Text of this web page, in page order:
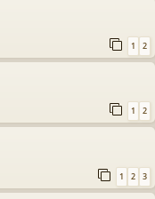
1 2
1 2
1 2 3